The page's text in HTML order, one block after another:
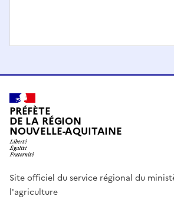
PRÉFÈTE
DE LA RÉGION
NOUVELLE-AQUITAINE
Site officiel du service régional du
l'agriculture